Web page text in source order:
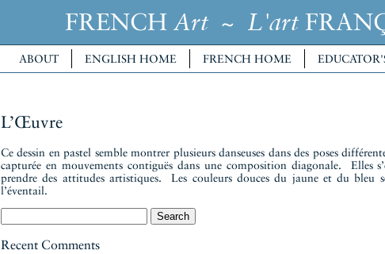
FRENCH Art~ L'art
ABOUT ENGLISH HOME FRENCH HOME
L’Œuvre
Ce dessin en pastel semble montrer plusieurs danseuses dans des poses
capturée en mouvements contiguës dans une composition diagonale. Elles
prendre des attitudes artistiques. Les couleurs douces du jaune et du bleu
l’éventail.
for:
Recent Comments